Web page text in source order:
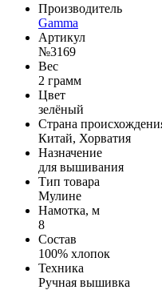
Производитель
Gamma
Артикул
№3169
Вес
2 грамм
Цвет
зелёный
Страна
Китай, Хорватия
Назначение
для вышивания
Тип товара
Мулине
Намотка, м
8
Состав
100% хлопок
Техника
Ручная вышивка